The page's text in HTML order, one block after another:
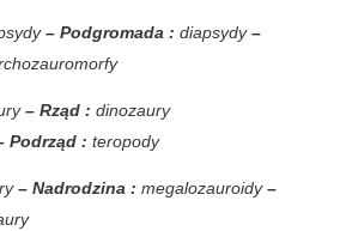
– Podgromada : diapsydy–
– Rząd : dinozaury
Podrząd : teropody
– Nadrodzina : megalozauroidy–